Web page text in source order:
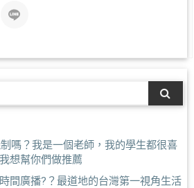
嗎？我是一個老師，我的學生都很喜
想幫你們做推薦
間廣播?？最道地的台灣第一視角生活